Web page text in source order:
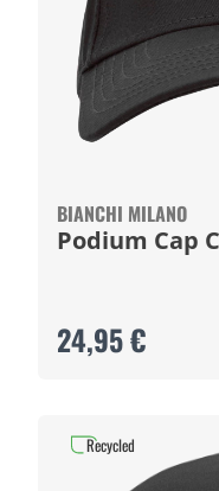
BIANCHI MILANO
Podium Cap
24,95 €
Recycled